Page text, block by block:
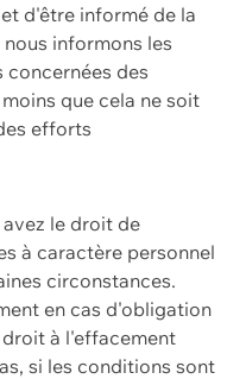
d'être informé de la
informons les
concernées des
que cela ne soit
efforts
le droit de
à caractère personnel
circonstances.
en cas d'obligation
à l'effacement
si les conditions sont